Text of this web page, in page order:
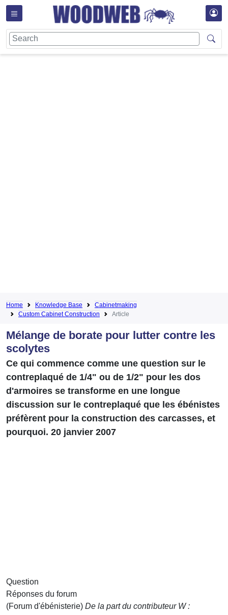
Home Knowledge Base
Cabinetmaking
Custom Cabinet Construction
Article
Mélange de borate pour lutter contre les
scolytes
Ce qui commence comme une question sur le
contreplaqué de 1/4" ou de 1/2" pour les dos
d'armoires se transforme en une longue
discussion sur le contreplaqué que les ébénistes
préfèrent pour la construction des carcasses, et
pourquoi. 20 janvier 2007
Question
Réponses du forum
(Forum d'ébénisterie) De la part du contributeur W :